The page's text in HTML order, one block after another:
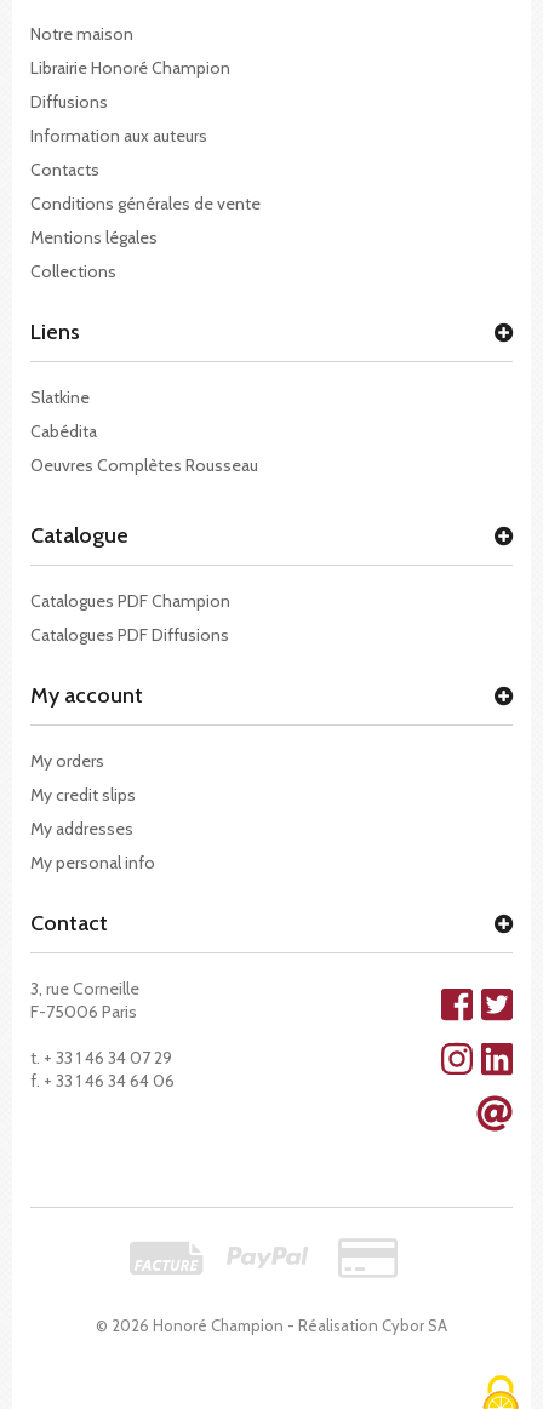
Notre maison
Librairie Honoré Champion
Diffusions
Information aux auteurs
Contacts
Conditions générales de vente
Mentions légales
Collections
© 2026 Honoré Champion - Réalisation Cybor SA
Liens
Slatkine
Cabédita
Oeuvres Complètes Rousseau
Catalogue
Catalogues PDF Champion
Catalogues PDF Diffusions
My account
My orders
My credit slips
My addresses
My personal info
Contact
3, rue Corneille
F-75006 Paris
t. + 33 1 46 34 07 29
f. + 33 1 46 34 64 06